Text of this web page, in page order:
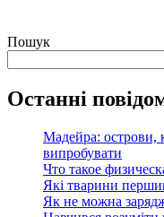
Пошук
Останні
Мадейра: острови,
випробувати
Что такое
Які тварини
Як не можна